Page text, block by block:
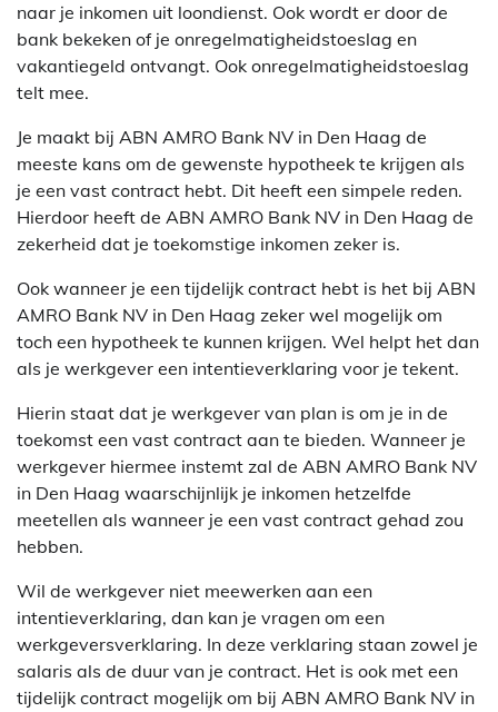
naar je inkomen uit loondienst. Ook wordt er door de
bank bekeken of je onregelmatigheidstoeslag en
vakantiegeld ontvangt. Ook onregelmatigheidstoeslag
telt mee.
Je maakt bij ABN AMRO Bank NV in Den Haag de
meeste kans om de gewenste hypotheek te krijgen als
je een vast contract hebt. Dit heeft een simpele reden.
Hierdoor heeft de ABN AMRO Bank NV in Den Haag de
zekerheid dat je toekomstige inkomen zeker is.
Ook wanneer je een tijdelijk contract hebt is het bij ABN
AMRO Bank NV in Den Haag zeker wel mogelijk om
toch een hypotheek te kunnen krijgen. Wel helpt het dan
als je werkgever een intentieverklaring voor je tekent.
Hierin staat dat je werkgever van plan is om je in de
toekomst een vast contract aan te bieden. Wanneer je
werkgever hiermee instemt zal de ABN AMRO Bank NV
in Den Haag waarschijnlijk je inkomen hetzelfde
meetellen als wanneer je een vast contract gehad zou
hebben.
Wil de werkgever niet meewerken aan een
intentieverklaring, dan kan je vragen om een
werkgeversverklaring. In deze verklaring staan zowel je
salaris als de duur van je contract. Het is ook met een
tijdelijk contract mogelijk om bij ABN AMRO Bank NV in